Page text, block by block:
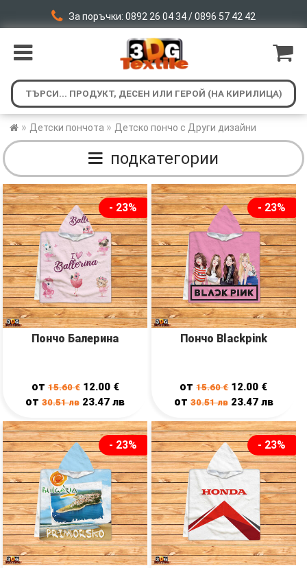
За поръчки: 0892 26 04 34 / 0896 57 42 42
» Детски пончота » Детско пончо с Други дизайни
подкатегории
- 23%
Пончо Балерина
от15.60€ 12.00 €
от30.51лв 23.47лв
- 23%
Пончо Blackpink
от15.60€ 12.00 €
от 30.51лв 23.47 лв
- 23% - 23%